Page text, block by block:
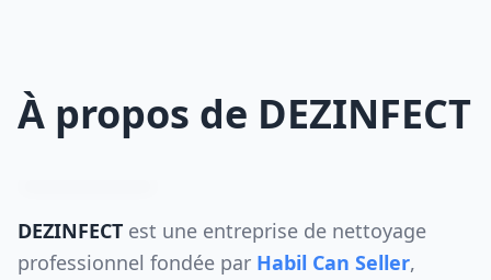
À propos de DEZINFECT
DEZINFECT est une entreprise de nettoyage
professionnel fondée par Habil Can Seller,